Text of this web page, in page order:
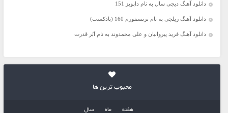
دانلود آهنگ دیجی سال به نام دابویز 151
دانلود آهنگ ریلجی به نام ترنسفورم 160 (پادکست)
دانلود آهنگ فرید پیروانیان و علی محمدوند به نام اَبَر قدرت
محبوب ترین ها
هفته ماه سال